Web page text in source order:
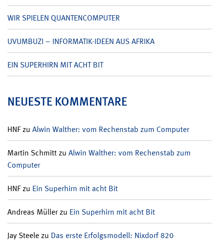
WIR SPIELEN QUANTENCOMPUTER
UVUMBUZI – INFORMATIK-IDEEN AUS AFRIKA
EIN SUPERHIRN MIT ACHT BIT
NEUESTE KOMMENTARE
HNFzu Alwin Walther: vom Rechenstab zum Computer
Martin Schmittzu Alwin Walther: vom Rechenstab zum
Computer
HNFzu Ein Superhirn mit acht Bit
Andreas Müllerzu Ein Superhirn mit acht Bit
Jay Steelezu Das erste Erfolgsmodell: Nixdorf 820